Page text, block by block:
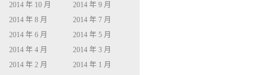
2014 年 10 月
2014 年 9 月
2014 年 8 月
2014 年 7 月
2014 年 6 月
2014 年 5 月
2014 年 4 月
2014 年 3 月
2014 年 2 月
2014 年 1 月